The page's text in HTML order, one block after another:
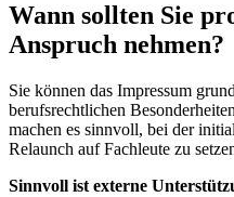
Wann sollten Sie
Anspruch nehmen?
Sie können das Impressum
berufsrechtlichen
machen es sinnvoll, bei der
Relaunch auf Fachleute zu
Sinnvoll ist externe